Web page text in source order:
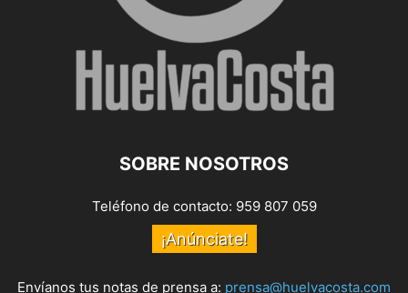
SOBRE NOSOTROS
Teléfono de contacto: 959 807 059
¡Anúnciate!
Envíanos tus notas de prensa a: prensa@huelvacosta.com